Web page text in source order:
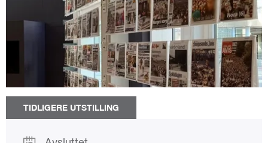
TIDLIGERE UTSTILLING